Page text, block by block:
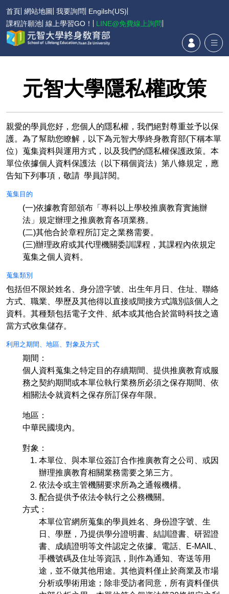
首頁 網站地圖 我要詢問
Engilsh(US)
課程許願池 線上學習GO！ LINE@免費線上詢問
元智大學隱私權政策
親愛的學員您好，您個人的隱私權，我們絕對尊重並予以保
護。為了幫助您瞭解，以下為元智大學終身教育部(下稱本單
位）蒐集資料與運用方式，以及我們的隱私權保護政策。本
單位依據個人資料保護法（以下稱個資法）第八條規定，應
告知下列事項，敬請 學員詳閱。
蒐集目的
(一)依據教育部頒布「專科以上學校推廣教育實施辦
法」規定辦理之推廣教育各項業務。
(二)其他合於章程所訂定之業務需要。
(三)辦理政府或其代理機關委訓課程，其課程內依規定
蒐集之個人資料。
蒐集類別
包括但不限於姓名、身分證字號、出生年月日、住址、聯絡
方式、職業、學歷及其他得以直接或間接方式識別該個人之
資料。其種類包括電子文件、紙本或其他合於當時科技之適
當方式收集儲存。
利用之期間、地區、對象及方式
期間：
個人資料蒐集之特定目的存續期間、提供推廣教育或服
務之契約期間或本單位執行業務所必須之保存期間、依
相關法令就資料之保存所訂保存年限。
地區：
中華民國境內。
對象：
本單位、與本單位簽訂合作推廣教育之公司、或因
辦理推廣教育相關業務需要之第三方。
依法令或主管機關要求所為之通報機構。
配合提供予依法令執行之公務機關。
方式：
本單位官網所蒐集的學員姓名、身份證字號、生
日、學歷，乃提供學分證明書、結訓證書、研習證
書、成績證明等文件認定之依據。電話、E-MAIL、
手機號碼及住址等資訊，則作為通知、寄送等用
途，並不做其他用途。其他資料僅止於商業及市場
分析或學術用途；除非受訪者同意，所有資料僅供